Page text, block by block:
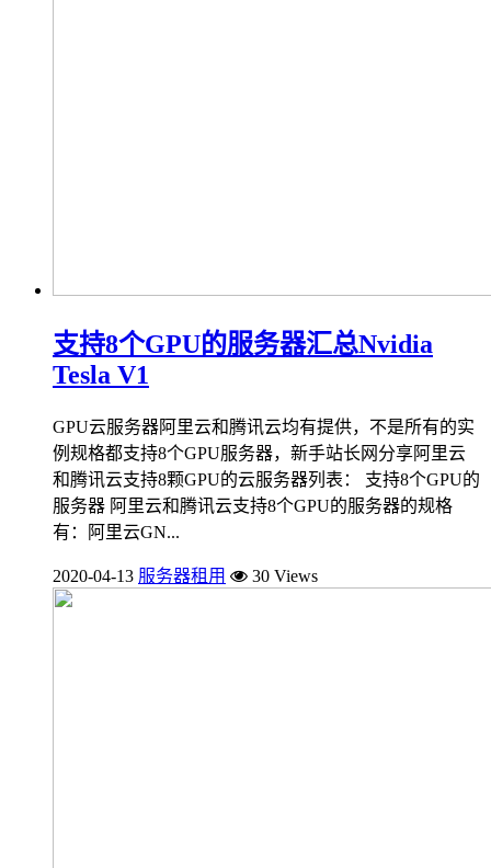
支持8个GPU的服务器汇总Nvidia
Tesla V1
GPU云服务器阿里云和腾讯云均有提供，不是所有的实
例规格都支持8个GPU服务器，新手站长网分享阿里云
和腾讯云支持8颗GPU的云服务器列表： 支持8个GPU的
服务器 阿里云和腾讯云支持8个GPU的服务器的规格
有：阿里云GN...
2020-04-13 服务器租用 30 Views